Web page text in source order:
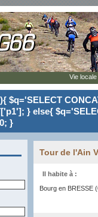
$q='SELECT
} else{
}
Tour de l'Ain
Il habite à :
Bourg en BRESSE
Vie